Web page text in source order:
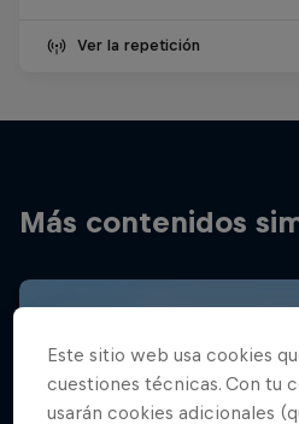
Ver la repetición
Más contenidos
Este sitio web usa cookies
cuestiones técnicas. Con tu
usarán cookies adicionales